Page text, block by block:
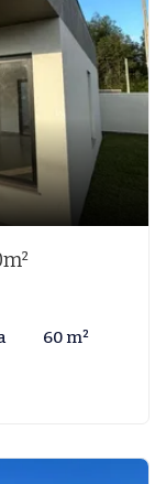
60 m²